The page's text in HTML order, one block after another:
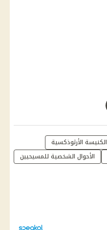
الكنيسة الأرثوذكسية
الأحوال الشخصية للمسيحيين